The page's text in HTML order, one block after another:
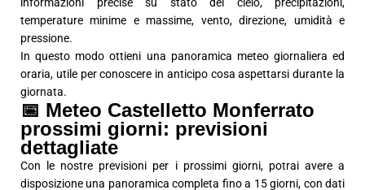
informazioni precise su stato del cielo, precipitazioni,
temperature minime e massime, vento, direzione, umidità e
pressione.
In questo modo ottieni una panoramica meteo giornaliera ed
oraria, utile per conoscere in anticipo cosa aspettarsi durante la
giornata.
📅 Meteo Castelletto Monferrato
prossimi giorni: previsioni
dettagliate
Con le nostre previsioni per i prossimi giorni, potrai avere a
disposizione una panoramica completa fino a 15 giorni, con dati